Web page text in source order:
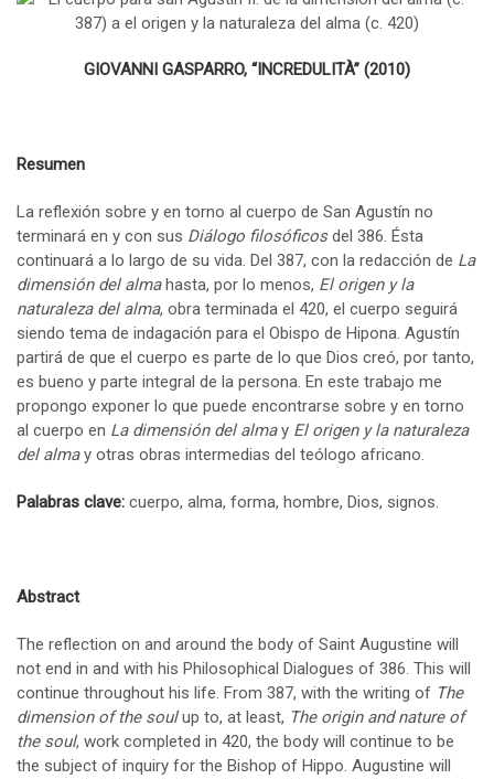
GIOVANNI GASPARRO, “INCREDULITÀ” (2010)
Resumen
La reflexión sobre y en torno al cuerpo de San Agustín no
terminará en y con sus Diálogo filosóficosdel 386. Ésta
continuará a lo largo de su vida. Del 387, con la redacción de La
dimensión del almahasta, por lo menos, El origen y la
naturaleza del alma, obra terminada el 420, el cuerpo seguirá
siendo tema de indagación para el Obispo de Hipona. Agustín
partirá de que el cuerpo es parte de lo que Dios creó, por tanto,
es bueno y parte integral de la persona. En este trabajo me
propongo exponer lo que puede encontrarse sobre y en torno
al cuerpo en La dimensión del almay El origen y la naturaleza
del almay otras obras intermedias del teólogo africano.
Palabras clave: cuerpo, alma, forma, hombre, Dios, signos.
Abstract
The reflection on and around the body of Saint Augustine will
not end in and with his Philosophical Dialogues of 386. This will
continue throughout his life. From 387, with the writing of The
dimension of the soulup to, at least, The origin and nature of
the soul, work completed in 420, the body will continue to be
the subject of inquiry for the Bishop of Hippo. Augustine will